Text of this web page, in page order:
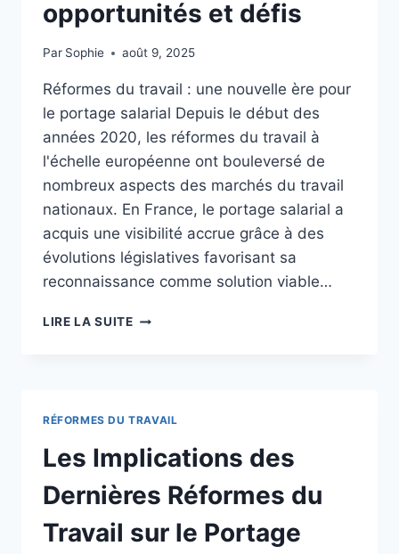
opportunités et défis
Par Sophie août 9, 2025
Réformes du travail : une nouvelle ère pour
le portage salarial Depuis le début des
années 2020, les réformes du travail à
l'échelle européenne ont bouleversé de
nombreux aspects des marchés du travail
nationaux. En France, le portage salarial a
acquis une visibilité accrue grâce à des
évolutions législatives favorisant sa
reconnaissance comme solution viable…
LIRE LA SUITEL’IMPACT
PORTAGE
SALARIAL
ENTRE
OPPORTUNITÉS
ET
RÉFORMES DU TRAVAIL
Les Implications des
Dernières Réformes du
Travail sur le Portage